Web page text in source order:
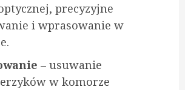
precyzyjne
i wprasowanie w
– usuwanie
w komorze